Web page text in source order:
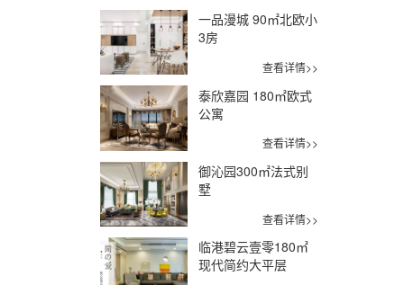
一品漫城 90㎡北欧小
3房
查看详情>>
泰欣嘉园 180㎡欧式
公寓
查看详情>>
御沁园300㎡法式别
墅
查看详情>>
临港碧云壹零180㎡
现代简约大平层